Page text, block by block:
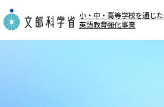
小・中・高等学校を通じた
英語教育強化事業